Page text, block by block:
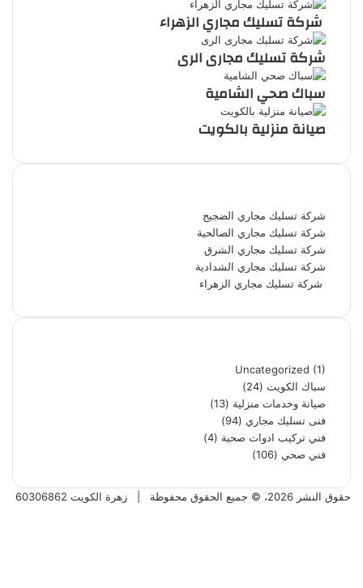
شركة تسليك مجاري الزهراء
شركة تسليك مجارى الرى
سباك صحي الشامية
صيانة منزلية بالكويت
شركة تسليك مجاري الضجيج
شركة تسليك مجاري الصالحية
شركة تسليك مجاري الشرق
شركة تسليك مجاري الشدادية
شركة تسليك مجاري الزهراء
Uncategorized (1)
سباك الكويت (24)
صيانة وخدمات منزلية (13)
فنى تسليك مجاري (94)
فني تركيب ادوات صحية (4)
فني صحي (106)
حقوق النشر 2026، © جميع الحقوق محفوظة |
زهرة الكويت 60306862